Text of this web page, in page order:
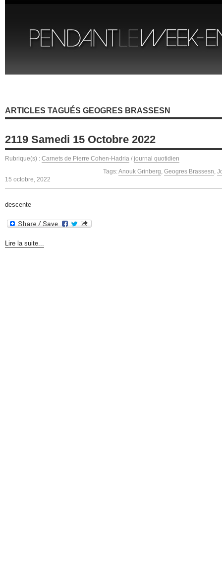
ARTICLES TAGUÉS GEOGRES BRASSESN
2119 Samedi 15 Octobre 2022
Rubrique(s) : Carnets de Pierre Cohen-Hadria / journal quotidien
Tags:Anouk Grinberg, Geogres Brassesn,
15 octobre, 2022
descente
Lire la suite...